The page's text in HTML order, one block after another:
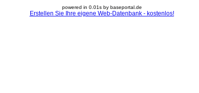
powered in 0.01s by baseportal.de
Erstellen Sie Ihre eigene Web-Datenbank - kostenlos!